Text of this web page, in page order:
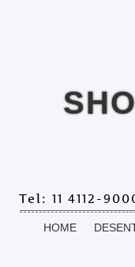
Tel: 11 4112-
HOME